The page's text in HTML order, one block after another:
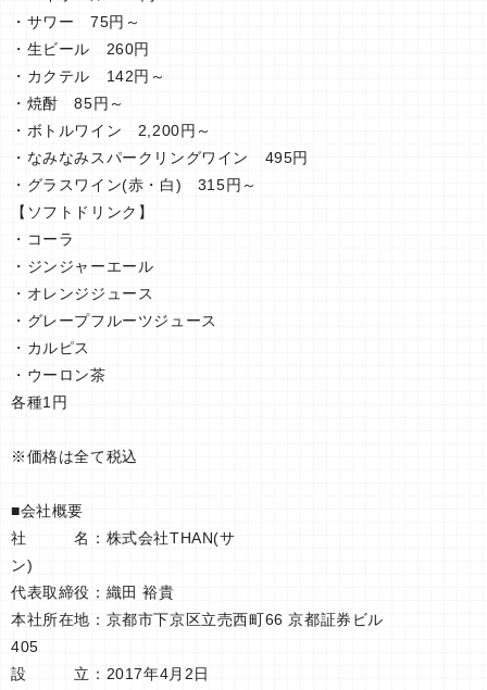
・サワー 75円～
・生ビール 260円
・カクテル 142円～
・焼酎 85円～
・ボトルワイン 2,200円～
・なみなみスパークリングワイン 495円
・グラスワイン(赤・白) 315円～
【ソフトドリンク】
・コーラ
・ジンジャーエール
・オレンジジュース
・グレープフルーツジュース
・カルピス
・ウーロン茶
各種1円
※価格は全て税込
■会社概要
社 名：株式会社THAN(サ
ン)
代表取締役：織田 裕貴
本社所在地：京都市下京区立売西町66 京都証券ビル
405
設 立：2017年4月2日